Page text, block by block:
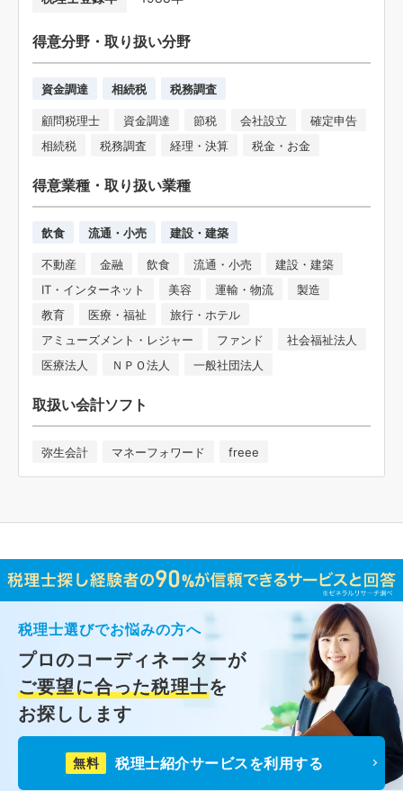
得意分野・取り扱い分野
資金調達 相続税 税務調査
顧問税理士 資金調達 節税 会社設立
確定申告
相続税
税務調査 経理・決算 税金・お金
得意業種・取り扱い業種
飲食 流通・小売 建設・建築
不動産 金融 飲食 流通・小売
建設・建築
IT・インターネット
美容 運輸・物流
製造
教育
医療・福祉
旅行・ホテル
アミューズメント・レジャー
ファンド
社会福祉法人
医療法人
ＮＰＯ法人 一般社団法人
取扱い会計ソフト
弥生会計 マネーフォワード freee
税理士選びでお悩みの方へ
プロのコーディネーターが
ご要望に合った税理士を
お探しします
無料 税理士紹介サービスを利用する